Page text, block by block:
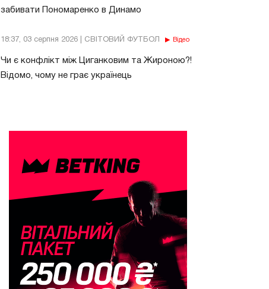
забивати Пономаренко в Динамо
18:37, 03 серпня 2026 | СВІТОВИЙ ФУТБОЛ Відео
Чи є конфлікт між Циганковим та Жироною?!
Відомо, чому не грає українець